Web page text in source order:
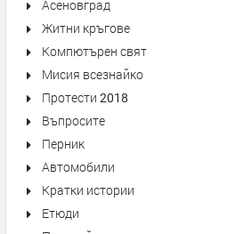
Асеновград
Житни кръгове
Компютърен свят
Мисия всезнайко
Протести 2018
Въпросите
Перник
Автомобили
Кратки истории
Етюди